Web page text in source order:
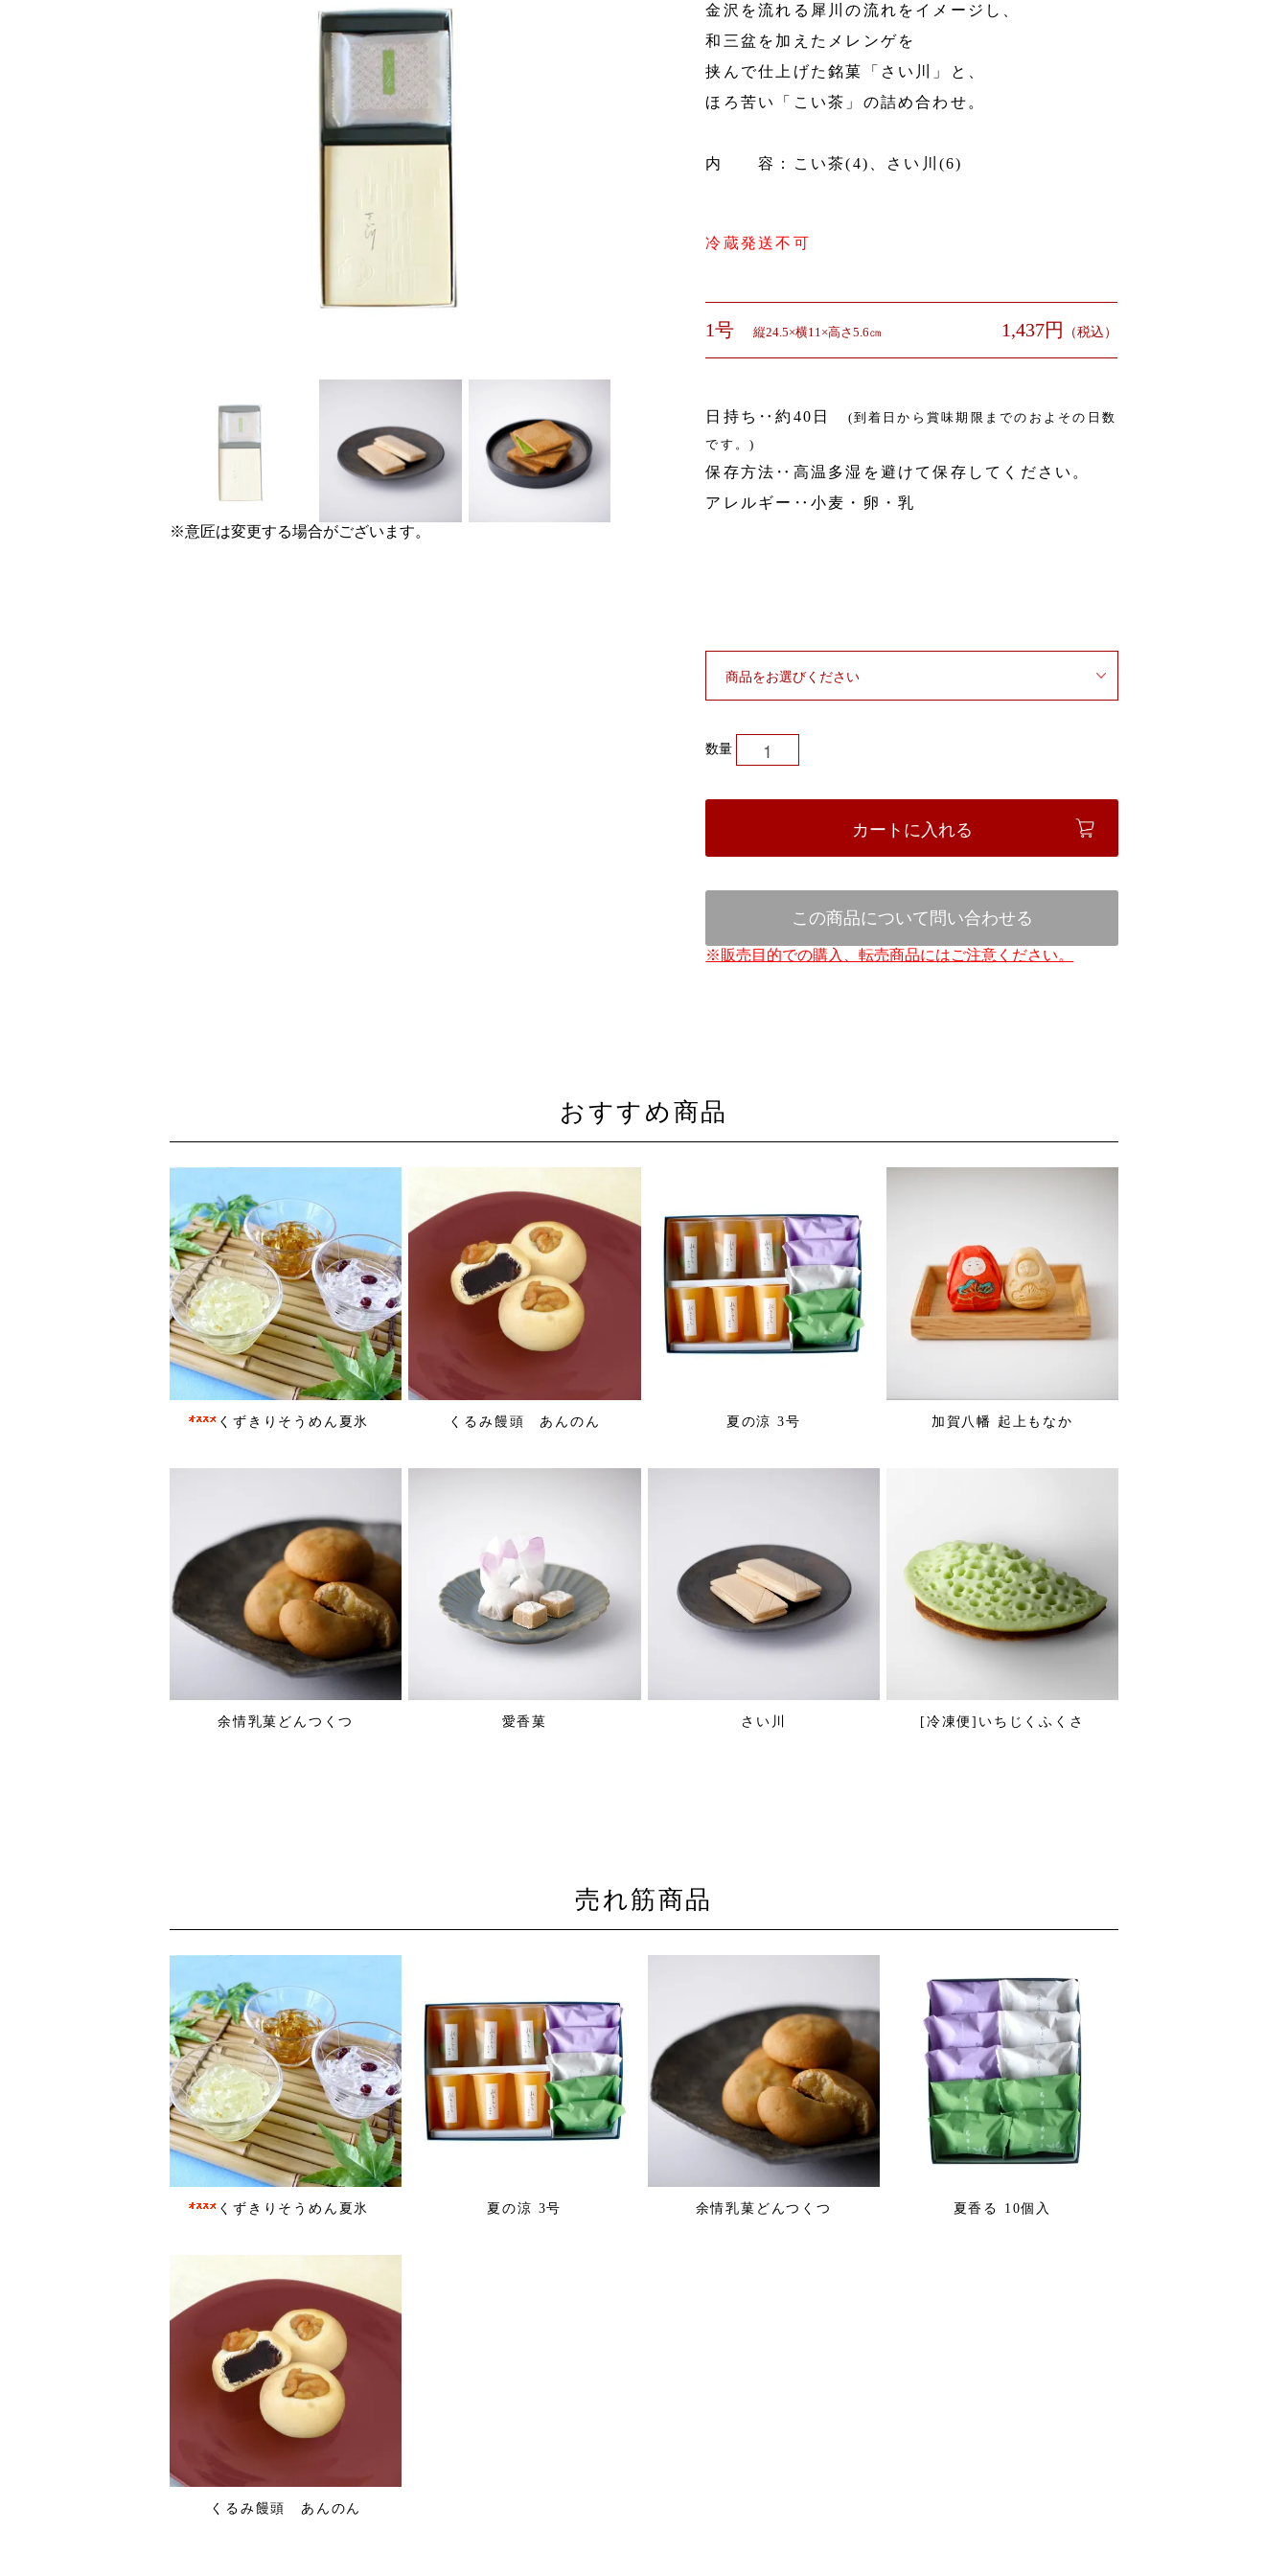
※意匠は変更する場合がございます。
金沢を流れる犀川の流れをイメージし、
和三盆を加えたメレンゲを
挟んで仕上げた銘菓「さい川」と、
ほろ苦い「こい茶」の詰め合わせ。
内 容：こい茶(4)、さい川(6)
冷蔵発送不可
1号縦24.5×横11×高さ5.6㎝ 1,437円 （税込）
日持ち‥約40日 (到着日から賞味期限までのおよその日数
です。)
保存方法‥高温多湿を避けて保存してください。
アレルギー‥小麦・卵・乳
数量
カートに入れる
この商品について問い合わせる
※販売目的での購入、転売商品にはご注意ください。
おすすめ商品
くずきりそうめん夏氷 くるみ饅頭 あんのん 夏の涼 3号 加賀八幡 起上もなか
余情乳菓どんつくつ 愛香菓 さい川 [冷凍便]いちじくふくさ
売れ筋商品
くずきりそうめん夏氷 夏の涼 3号 余情乳菓どんつくつ 夏香る 10個入
くるみ饅頭 あんのん